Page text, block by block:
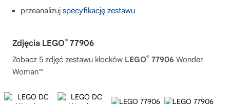
przeanalizuj specyfikację zestawu
Zdjęcia LEGO® 77906
Zobacz 5 zdjęć zestawu klocków LEGO® 77906 Wonder
Woman™